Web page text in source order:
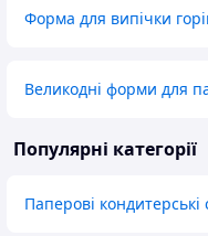
Форма для випічки
Великодні форми для
Популярні категорії
Паперові